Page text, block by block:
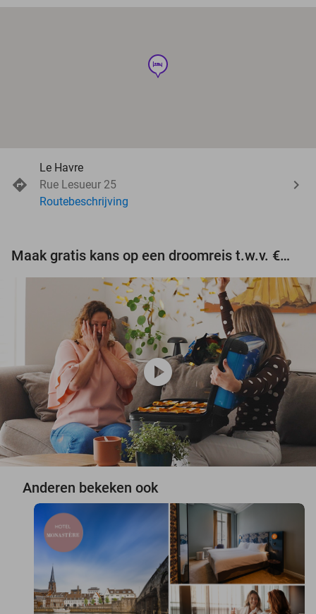
hotel
Le Havre
Rue Lesueur 25
Routebeschrijving
Maak gratis kans op een droomreis t.w.v. €3.000!
play_circle
Anderen bekeken ook